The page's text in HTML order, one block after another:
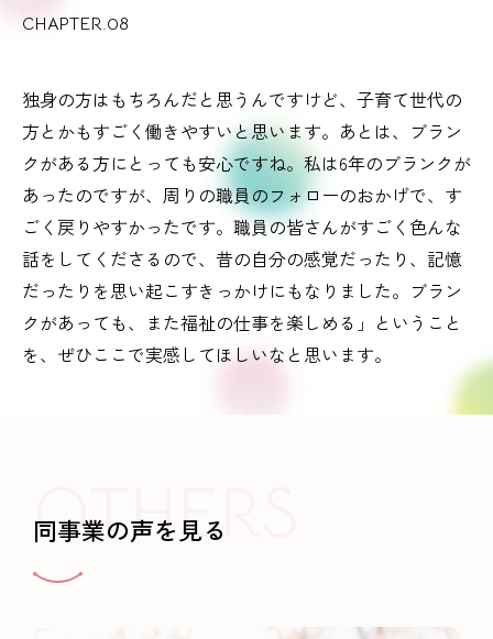
CHAPTER.08
独身の方はもちろんだと思うんですけど、子育て世代の
方とかもすごく働きやすいと思います。あとは、ブラン
クがある方にとっても安心ですね。私は6年のブランクが
あったのですが、周りの職員のフォローのおかげで、す
ごく戻りやすかったです。職員の皆さんがすごく色んな
話をしてくださるので、昔の自分の感覚だったり、記憶
だったりを思い起こすきっかけにもなりました。ブラン
クがあっても、また福祉の仕事を楽しめる」ということ
を、ぜひここで実感してほしいなと思います。
OTHERS
同事業の声を見る